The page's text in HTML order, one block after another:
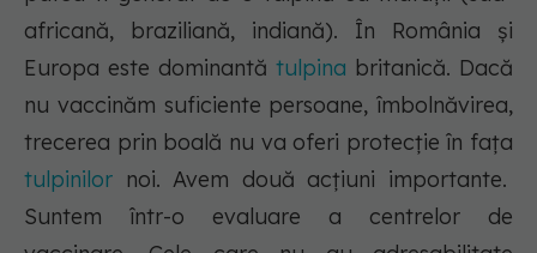
africană, braziliană, indiană). În România și
Europa este dominantă tulpina britanică. Dacă
nu vaccinăm suficiente persoane, îmbolnăvirea,
trecerea prin boală nu va oferi protecție în fața
tulpinilor noi. Avem două acțiuni importante.
Suntem într-o evaluare a centrelor de